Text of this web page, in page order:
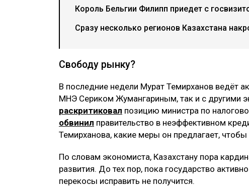
Король Бельгии Филипп приедет с
Сразу несколько регионов Казахстана
Свободу рынку?
В последние недели Мурат Темирханов ведёт
МНЭ Сериком Жумангариным, так и с другими
раскритиковал позицию министра по
обвинил правительство в неэффективном
Темирханова, какие меры он предлагает,
По словам экономиста, Казахстану пора
развития. До тех пор, пока государство
перекосы исправить не получится.